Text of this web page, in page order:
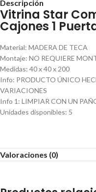
Descripción
Vitrina Star
Cajones 1
Material: MADERA DE TECA
Montaje: NO REQUIERE
Medidas: 40 x 40 x 200
Info: PRODUCTO ÚNICO
VARIACIONES
Info 1 : LIMPIAR CON UN
Unidades disponibles: 5
Valoraciones (0)